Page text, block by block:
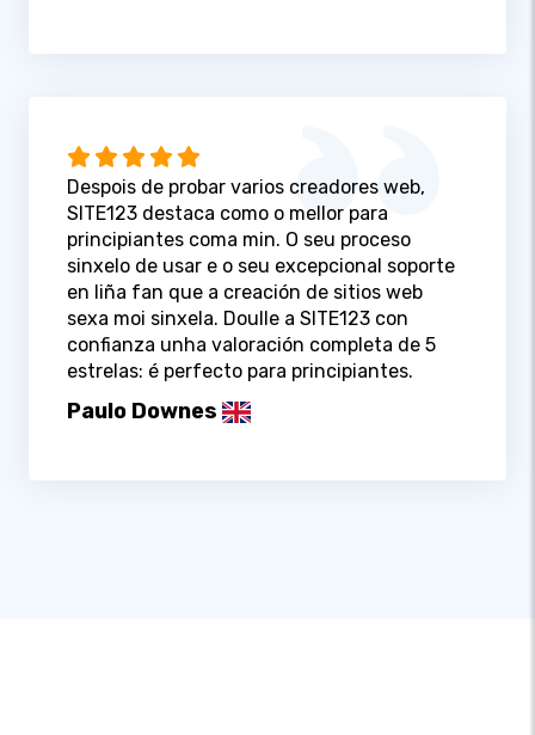
Despois de probar varios creadores web,
SITE123 destaca como o mellor para
principiantes coma min. O seu proceso
sinxelo de usar e o seu excepcional soporte
en liña fan que a creación de sitios web
sexa moi sinxela. Doulle a SITE123 con
confianza unha valoración completa de 5
estrelas: é perfecto para principiantes.
Paulo Downes